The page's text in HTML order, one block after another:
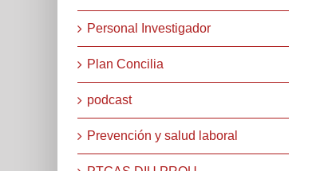
Personal Investigador
Plan Concilia
podcast
Prevención y salud laboral